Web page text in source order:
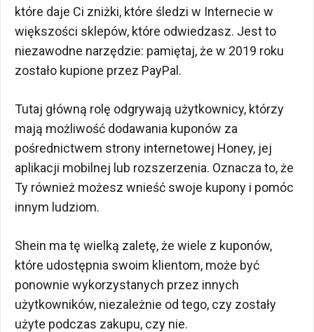
które daje Ci zniżki, które śledzi w Internecie w
większości sklepów, które odwiedzasz. Jest to
niezawodne narzędzie: pamiętaj, że w 2019 roku
zostało kupione przez PayPal.
Tutaj główną rolę odgrywają użytkownicy, którzy
mają możliwość dodawania kuponów za
pośrednictwem strony internetowej Honey, jej
aplikacji mobilnej lub rozszerzenia. Oznacza to, że
Ty również możesz wnieść swoje kupony i pomóc
innym ludziom.
Shein ma tę wielką zaletę, że wiele z kuponów,
które udostępnia swoim klientom, może być
ponownie wykorzystanych przez innych
użytkowników, niezależnie od tego, czy zostały
użyte podczas zakupu, czy nie.